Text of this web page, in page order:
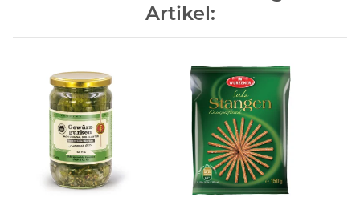
Artikel: